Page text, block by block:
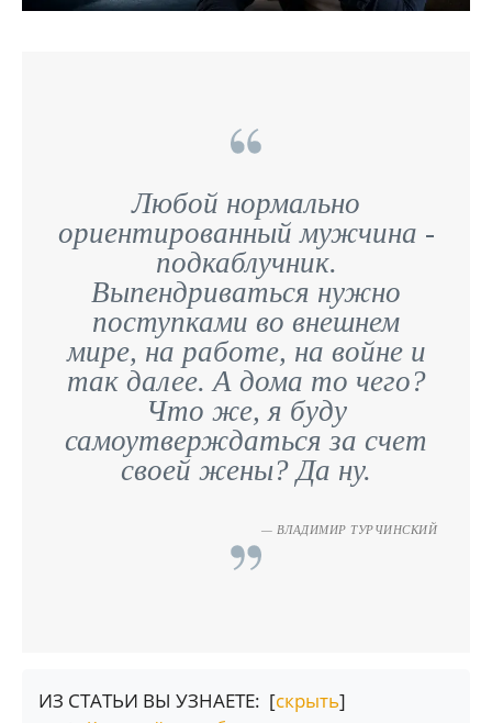
Любой нормально
ориентированный мужчина -
подкаблучник.
Выпендриваться нужно
поступками во внешнем
мире, на работе, на войне и
так далее. А дома то чего?
Что же, я буду
самоутверждаться за счет
своей жены? Да ну.
ВЛАДИМИР ТУРЧИНСКИЙ
ИЗ СТАТЬИ ВЫ УЗНАЕТЕ: [скрыть]